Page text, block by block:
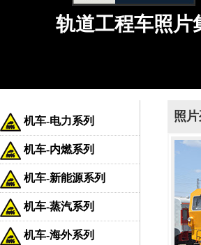
轨道工程车照片
机车-电力系列
机车-内燃系列
机车-新能源系列
机车-蒸汽系列
机车-海外系列
照